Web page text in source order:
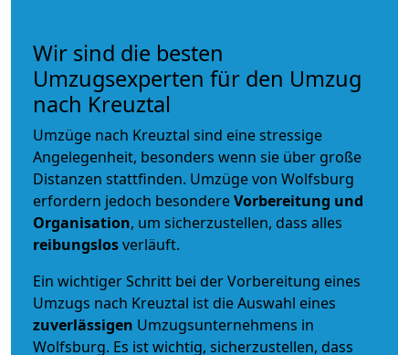
Wir sind die besten
Umzugsexperten für den Umzug
nach Kreuztal
Umzüge nach Kreuztal sind eine stressige
Angelegenheit, besonders wenn sie über große
Distanzen stattfinden. Umzüge von Wolfsburg
erfordern jedoch besondereVorbereitung und
Organisation, um sicherzustellen, dass alles
reibungslosverläuft.
Ein wichtiger Schritt bei der Vorbereitung eines
Umzugs nach Kreuztal ist die Auswahl eines
zuverlässigen Umzugsunternehmens in
Wolfsburg. Es ist wichtig, sicherzustellen, dass